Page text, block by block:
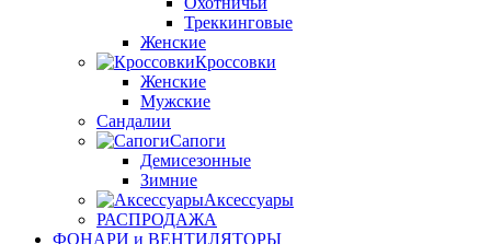
Треккинговые
Женские
Кроссовки
Женские
Мужские
Сандалии
Сапоги
Демисезонные
Зимние
Аксессуары
РАСПРОДАЖА
ФОНАРИ и ВЕНТИЛЯТОРЫ